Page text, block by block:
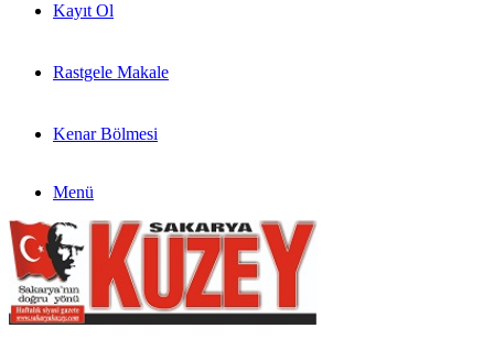
Kayıt Ol
Rastgele Makale
Kenar Bölmesi
Menü